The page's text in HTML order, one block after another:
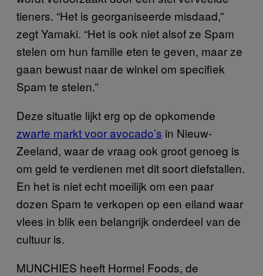
tieners. “Het is georganiseerde misdaad,”
zegt Yamaki. “Het is ook niet alsof ze Spam
stelen om hun familie eten te geven, maar ze
gaan bewust naar de winkel om specifiek
Spam te stelen.”
Deze situatie lijkt erg op de opkomende
zwarte markt voor avocado’s in Nieuw-
Zeeland, waar de vraag ook groot genoeg is
om geld te verdienen met dit soort diefstallen.
En het is niet echt moeilijk om een paar
dozen Spam te verkopen op een eiland waar
vlees in blik een belangrijk onderdeel van de
cultuur is.
MUNCHIES heeft Hormel Foods, de